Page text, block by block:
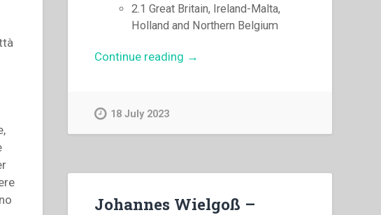
2.1 Great Britain, Ireland-Malta,
Holland and Northern Belgium
Continue reading “Pascual
Macedonia
and
→
18 July 2023
Johannes Wielgoß –